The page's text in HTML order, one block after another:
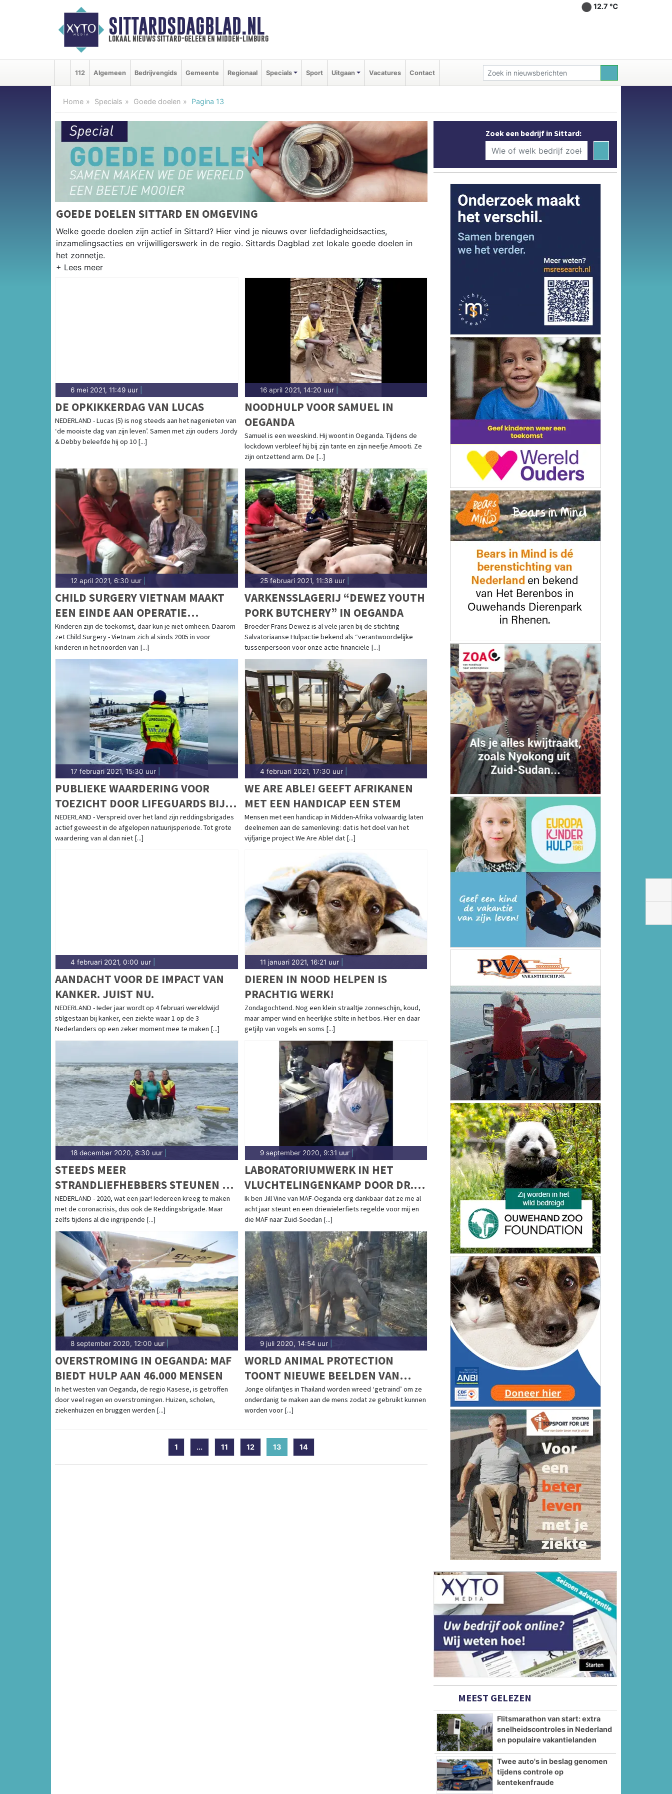
SITTARDSDAGBLAD.NL
lokaal nieuws sittard-geleen en midden-limburg
12.7 ℃
112 Algemeen Bedrijvengids Gemeente Regionaal Specials Sport Uitgaan Vacatures Contact
Home Specials Goede doelen Pagina 13
GOEDE DOELEN SITTARD EN OMGEVING
Welke goede doelen zijn actief in Sittard? Hier vind je nieuws over liefdadigheidsacties,
inzamelingsacties en vrijwilligerswerk in de regio. Sittards Dagblad zet lokale goede doelen in
het zonnetje.
6 mei 2021, 11:49 uur
DE OPKIKKERDAG VAN LUCAS
NEDERLAND - Lucas (5) is nog steeds aan het nagenieten van
‘de mooiste dag van zijn leven’. Samen met zijn ouders Jordy
& Debby beleefde hij op 10 [...]
16 april 2021, 14:20 uur|
NOODHULP VOOR SAMUEL IN
OEGANDA
Samuel is een weeskind. Hij woont in Oeganda. Tijdens de
lockdown verbleef hij bij zijn tante en zijn neefje Amooti. Ze
zijn ontzettend arm. De [...]
12 april 2021, 6:30 uur
CHILD SURGERY VIETNAM MAAKT
EEN EINDE AAN OPERATIE
ACHTERSTANDEN BIJ KINDEREN
Kinderen zijn de toekomst, daar kun je niet omheen. Daarom
zet Child Surgery - Vietnam zich al sinds 2005 in voor
kinderen in het noorden van [...]
25 februari 2021, 11:38 uur|
VARKENSSLAGERIJ “DEWEZ YOUTH
PORK BUTCHERY” IN OEGANDA
Broeder Frans Dewez is al vele jaren bij de stichting
Salvatoriaanse Hulpactie bekend als “verantwoordelijke
tussenpersoon voor onze actie financiële [...]
17 februari 2021, 15:30 uur
PUBLIEKE WAARDERING VOOR
TOEZICHT DOOR LIFEGUARDS BIJ
GEVAARLIJKE IJSCONDITIES
NEDERLAND - Verspreid over het land zijn reddingsbrigades
actief geweest in de afgelopen natuurijsperiode. Tot grote
waardering van al dan niet [...]
4 februari 2021, 17:30 uur|
WE ARE ABLE! GEEFT AFRIKANEN
MET EEN HANDICAP EEN STEM
Mensen met een handicap in Midden-Afrika volwaardig laten
deelnemen aan de samenleving: dat is het doel van het
vijfjarige project We Are Able! dat [...]
4 februari 2021, 0:00 uur
AANDACHT VOOR DE IMPACT VAN
KANKER. JUIST NU.
NEDERLAND - Ieder jaar wordt op 4 februari wereldwijd
stilgestaan bij kanker, een ziekte waar 1 op de 3
Nederlanders op een zeker moment mee te maken [...]
11 januari 2021, 16:21 uur|
DIEREN IN NOOD HELPEN IS
PRACHTIG WERK!
Zondagochtend. Nog een klein straaltje zonneschijn, koud,
maar amper wind en heerlijke stilte in het bos. Hier en daar
getjilp van vogels en soms [...]
18 december 2020, 8:30 uur
STEEDS MEER
STRANDLIEFHEBBERS STEUNEN DE
REDDINGSBRIGADE
NEDERLAND - 2020, wat een jaar! Iedereen kreeg te maken
met de coronacrisis, dus ook de Reddingsbrigade. Maar
zelfs tijdens al die ingrijpende [...]
9 september 2020, 9:31 uur|
LABORATORIUMWERK IN HET
VLUCHTELINGENKAMP DOOR DR.
JACKSON IN ZIJN DRIEWIELERFIETS
Ik ben Jill Vine van MAF-Oeganda erg dankbaar dat ze me al
acht jaar steunt en een driewielerfiets regelde voor mij en
die MAF naar Zuid-Soedan [...]
8 september 2020, 12:00 uur
OVERSTROMING IN OEGANDA: MAF
BIEDT HULP AAN 46.000 MENSEN
In het westen van Oeganda, de regio Kasese, is getroffen
door veel regen en overstromingen. Huizen, scholen,
ziekenhuizen en bruggen werden [...]
9 juli 2020, 14:54 uur|
WORLD ANIMAL PROTECTION
TOONT NIEUWE BEELDEN VAN
WREDE OLIFANTENTRAINING
Jonge olifantjes in Thailand worden wreed ‘getraind’ om ze
onderdanig te maken aan de mens zodat ze gebruikt kunnen
worden voor [...]
1 ... 11 12 13 (current)
14
Zoek een bedrijf in Sittard:
MEEST GELEZEN
Flitsmarathon van start: extra
snelheidscontroles in Nederland
en populaire vakantielanden
Twee auto's in beslag genomen
tijdens controle op
kentekenfraude